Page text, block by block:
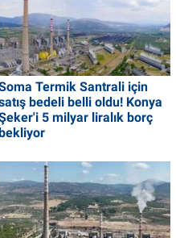
Termik Santrali için
bedeli belli oldu! Konya
5 milyar liralık borç
bekliyor